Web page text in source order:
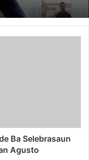
Ba Selebrasaun
Agusto